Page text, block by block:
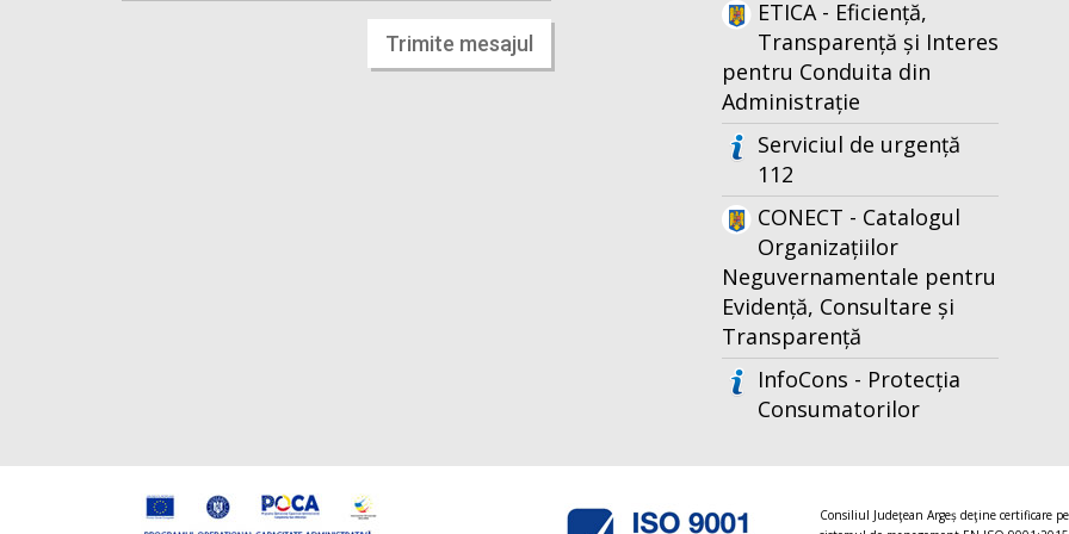
Trimite mesajul
ETICA - Eficiență,
Transparență și Interes
pentru Conduita din
Administrație
Serviciul de urgență
112
CONECT - Catalogul
Organizațiilor
Neguvernamentale pentru
Evidență, Consultare și
Transparență
InfoCons - Protecția
Consumatorilor
Consiliul Judeţean Argeș deţine certificare